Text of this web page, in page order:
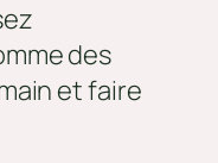
des
et faire